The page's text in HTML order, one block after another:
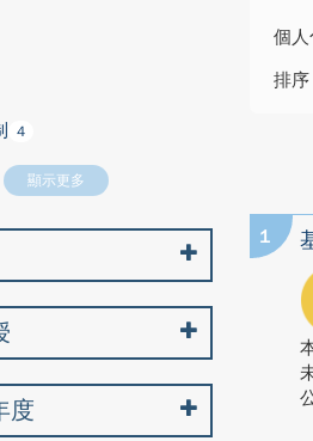
個
排序
1
4
顯示更多
度